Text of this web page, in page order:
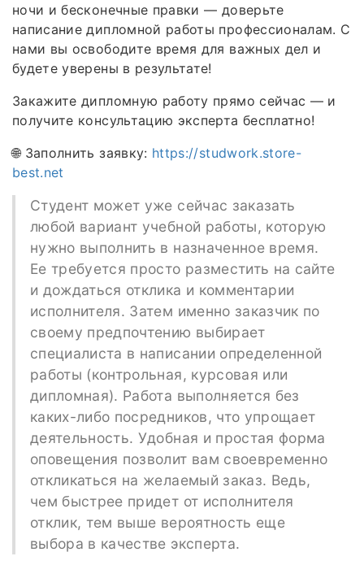
ночи и бесконечные правки — доверьте
написание дипломной работы профессионалам. С
нами вы освободите время для важных дел и
будете уверены в результате!
Закажите дипломную работу прямо сейчас — и
получите консультацию эксперта бесплатно!
🌐 Заполнить заявку: https://studwork.store-
best.net
Студент может уже сейчас заказать
любой вариант учебной работы, которую
нужно выполнить в назначенное время.
Ее требуется просто разместить на сайте
и дождаться отклика и комментарии
исполнителя. Затем именно заказчик по
своему предпочтению выбирает
специалиста в написании определенной
работы (контрольная, курсовая или
дипломная). Работа выполняется без
каких-либо посредников, что упрощает
деятельность. Удобная и простая форма
оповещения позволит вам своевременно
откликаться на желаемый заказ. Ведь,
чем быстрее придет от исполнителя
отклик, тем выше вероятность еще
выбора в качестве эксперта.